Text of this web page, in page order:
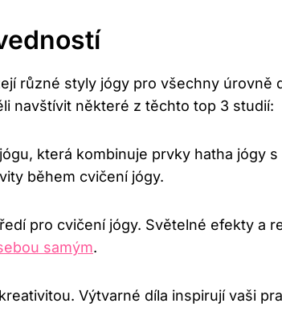
různé styly jógy pro všechny úrovně
navštívit některé z těchto top 3 studií:
která kombinuje prvky hatha jógy
během cvičení jógy.
pro cvičení jógy. Světelné efekty a
samým.
Výtvarné díla inspirují vaši